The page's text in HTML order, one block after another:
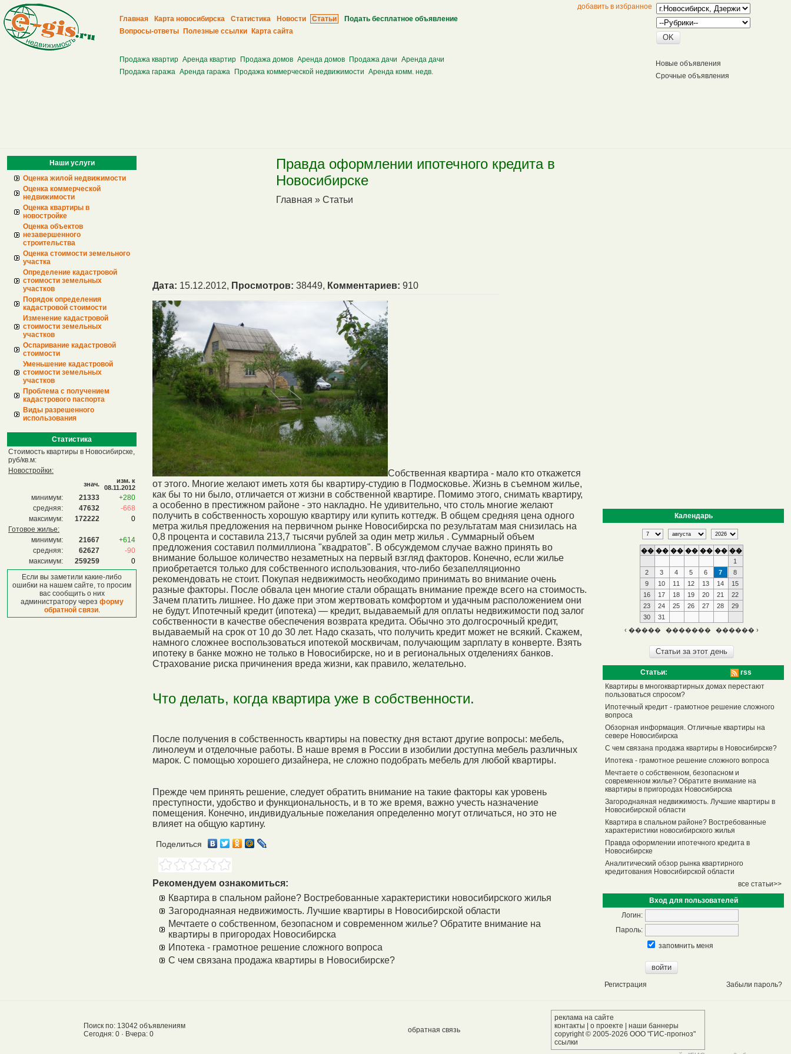
добавить в избранное
Главная
Карта новосибирска Статистика Новости Статьи
Подать бесплатное объявление
Вопросы-ответы
Полезные ссылки Карта сайта
Продажа квартир Аренда квартир Продажа домов Аренда домов Продажа дачи Аренда дачи
Продажа гаража Аренда гаража Продажа коммерческой недвижимости Аренда комм. недв.
Новые объявления
Срочные объявления
Наши услуги
Оценка жилой недвижимости
Оценка коммерческой
недвижимости
Оценка квартиры в
новостройке
Оценка объектов
незавершенного
строительства
Оценка стоимости земельного
участка
Определение кадастровой
стоимости земельных
участков
Порядок определения
кадастровой стоимости
Изменение кадастровой
стоимости земельных
участков
Оспаривание кадастровой
стоимости
Уменьшение кадастровой
стоимости земельных
участков
Проблема с получением
кадастрового паспорта
Виды разрешенного
использования
Статистика
Стоимость квартиры в Новосибирске,
руб/кв.м:
Новостройки:
знач.
изм. к
08.11.2012
минимум: 21333
+280
средняя:
47632
-668
максимум:
172222
0
Готовое жилье:
минимум:
21667
+614
средняя:
62627
-90
максимум:
259259
0
Если вы заметили какие-либо
ошибки на нашем сайте, то просим
вас сообщить о них
администратору через форму
обратной связи.
Правда оформлении ипотечного кредита в
Новосибирске
Главная » Статьи
Дата: 15.12.2012, Просмотров: 38449, Комментариев: 910
Собственная квартира - мало кто откажется
от этого. Многие желают иметь хотя бы квартиру-студию в Подмосковье. Жизнь в съемном жилье,
как бы то ни было, отличается от жизни в собственной квартире. Помимо этого, снимать квартиру,
а особенно в престижном районе - это накладно. Не удивительно, что столь многие желают
получить в собственность хорошую квартиру или купить коттедж. В общем средняя цена одного
метра жилья предложения на первичном рынке Новосибирска по результатам мая снизилась на
0,8 процента и составила 213,7 тысячи рублей за один метр жилья . Суммарный объем
предложения составил полмиллиона "квадратов". В обсуждемом случае важно принять во
внимание большое количество незаметных на первый взгляд факторов. Конечно, если жилье
приобретается только для собственного использования, что-либо безапелляционно
рекомендовать не стоит. Покупая недвижимость необходимо принимать во внимание очень
разные факторы. После обвала цен многие стали обращать внимание прежде всего на стоимость.
Зачем платить лишнее. Но даже при этом жертвовать комфортом и удачным расположением они
не будут. Ипотечный кредит (ипотека) — кредит, выдаваемый для оплаты недвижимости под залог
собственности в качестве обеспечения возврата кредита. Обычно это долгосрочный кредит,
выдаваемый на срок от 10 до 30 лет. Надо сказать, что получить кредит может не всякий. Скажем,
намного сложнее воспользоваться ипотекой москвичам, получающим зарплату в конверте. Взять
ипотеку в банке можно не только в Новосибирске, но и в региональных отделениях банков.
Страхование риска причинения вреда жизни, как правило, желательно.
Что делать, когда квартира уже в собственности.
После получения в собственность квартиры на повестку дня встают другие вопросы: мебель,
линолеум и отделочные работы. В наше время в России в изобилии доступна мебель различных
марок. С помощью хорошего дизайнера, не сложно подобрать мебель для любой квартиры.
Прежде чем принять решение, следует обратить внимание на такие факторы как уровень
преступности, удобство и функциональность, и в то же время, важно учесть назначение
помещения. Конечно, индивидуальные пожелания определенно могут отличаться, но это не
влияет на общую картину.
Поделиться
Рекомендуем ознакомиться:
Квартира в спальном районе? Востребованные характеристики новосибирского жилья
Загороднаяная недвижимость. Лучшие квартиры в Новосибирской области
Мечтаете о собственном, безопасном и современном жилье? Обратите внимание на
квартиры в пригородах Новосибирска
Ипотека - грамотное решение сложного вопроса
С чем связана продажа квартиры в Новосибирске?
Календарь
�� �� �� �� �� �� ��
1
2
3 4 5 6 7
8
9
10 11 12 13 14
15
16
17 18 19 20 21
22
23
24 25 26 27 28
29
30
31
‹ �����
������� ������ ›
Статьи:
rss
Квартиры в многоквартирных домах перестают
пользоваться спросом?
Ипотечный кредит - грамотное решение сложного
вопроса
Обзорная информация. Отличные квартиры на
севере Новосибирска
С чем связана продажа квартиры в Новосибирске?
Ипотека - грамотное решение сложного вопроса
Мечтаете о собственном, безопасном и
современном жилье? Обратите внимание на
квартиры в пригородах Новосибирска
Загороднаяная недвижимость. Лучшие квартиры в
Новосибирской области
Квартира в спальном районе? Востребованные
характеристики новосибирского жилья
Правда оформлении ипотечного кредита в
Новосибирске
Аналитический обзор рынка квартирного
кредитования Новосибирской области
все статьи>>
Вход для пользователей
Логин:
Пароль:
запомнить меня
Регистрация Забыли пароль?
Поиск по: 13042 объявлениям
Сегодня: 0 · Вчера: 0
обратная связь
реклама на сайте
контакты
о проекте
наши баннеры
copyright © 2005-2026 ООО "ГИС-прогноз"
ссылки